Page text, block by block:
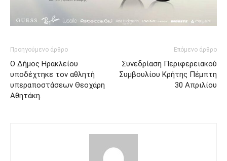
Προηγούμενο άρθρο
Ο Δήμος Ηρακλείου
υποδέχτηκε τον αθλητή
υπεραποστάσεων Θεοχάρη
Αθητάκη.
Επόμενο άρθρο
Συνεδρίαση Περιφερειακού
Συμβουλίου Κρήτης Πέμπτη
30 Απριλίου